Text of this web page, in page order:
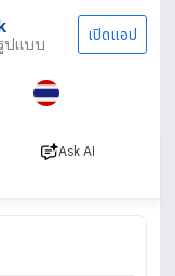
ปแบบ เปิดแอป
Ask AI
Voice Over